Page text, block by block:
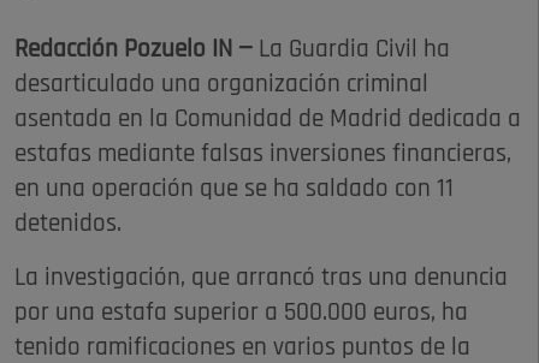
Redacción Pozuelo IN — La Guardia Civil ha
desarticulado una organización criminal
asentada en la Comunidad de Madrid dedicada a
estafas mediante falsas inversiones financieras,
en una operación que se ha saldado con 11
detenidos.
La investigación, que arrancó tras una denuncia
por una estafa superior a 500.000 euros, ha
tenido ramificaciones en varios puntos de la